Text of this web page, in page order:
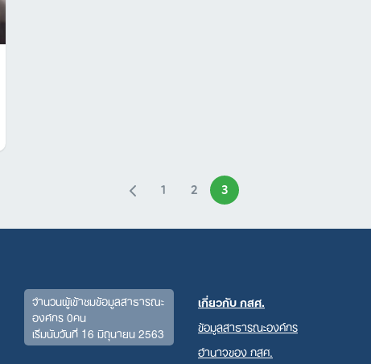
1 2 3
จำนวนผู้เข้าชมข้อมูลสาธารณะ
องค์กร 0คน
เริ่มนับวันที่ 16 มิถุนายน 2563
เกี่ยวกับ กสศ.
ข้อมูลสาธารณะองค์กร
อำนาจของ กสศ.